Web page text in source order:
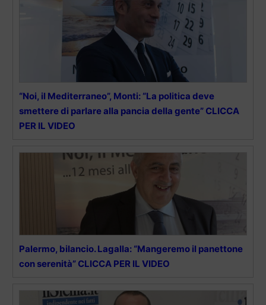
“Noi, il Mediterraneo”, Monti: “La politica deve
smettere di parlare alla pancia della gente” CLICCA
PER IL VIDEO
Palermo, bilancio. Lagalla: “Mangeremo il panettone
con serenità” CLICCA PER IL VIDEO